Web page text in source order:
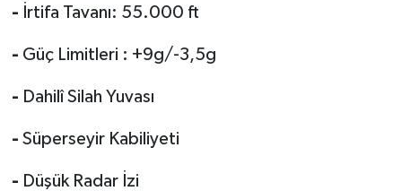
- İrtifa Tavanı: 55.000 ft
- Güç Limitleri : +9g/-3,5g
- Dahilî Silah Yuvası
- Süperseyir Kabiliyeti
- Düşük Radar İzi